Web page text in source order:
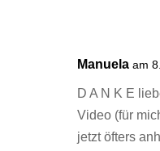
Manuela am
D A N K E
Video (für
jetzt öfters